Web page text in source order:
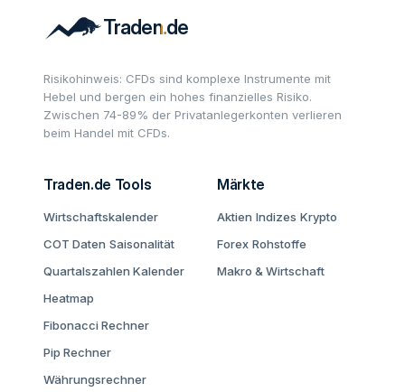
Risikohinweis: CFDs sind komplexe Instrumente mit
Hebel und bergen ein hohes finanzielles Risiko.
Zwischen 74-89% der Privatanlegerkonten verlieren
beim Handel mit CFDs.
Traden.de Tools
Wirtschaftskalender
COT Daten Saisonalität
Quartalszahlen Kalender
Heatmap
Fibonacci Rechner
Pip Rechner
Währungsrechner
Märkte
Aktien Indizes Krypto
Forex Rohstoffe
Makro & Wirtschaft